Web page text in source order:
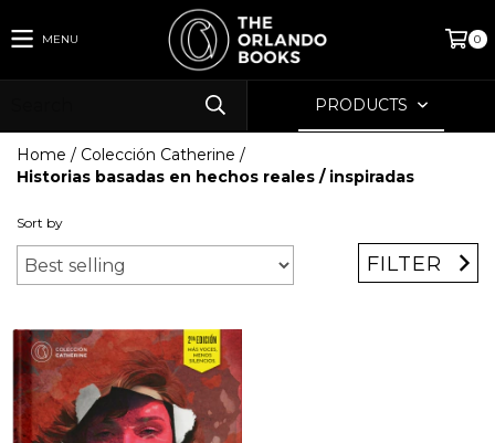
MENU 0
PRODUCTS
Home / Colección Catherine /
Historias basadas en hechos reales / inspiradas
Sort by
FILTER